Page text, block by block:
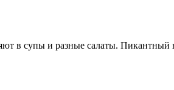
в супы и разные салаты. Пикантный